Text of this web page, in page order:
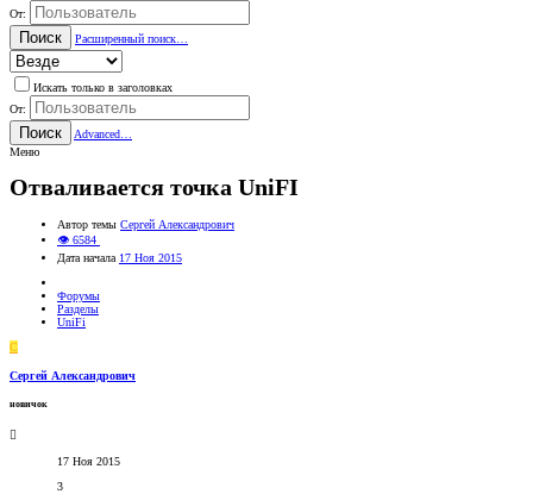
От:
Поиск Расширенный поиск…
Искать только в заголовках
От:
Поиск
Advanced…
Меню
Отваливается точка UniFI
Автор темы Сергей Александрович
👁 6584
Дата начала 17 Ноя 2015
Форумы
Разделы
UniFi
С
Сергей Александрович
новичок
17 Ноя 2015
3